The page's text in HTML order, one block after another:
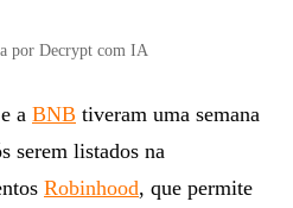
por Decrypt com IA
a BNB tiveram uma semana
serem listados na
Robinhood, que permite